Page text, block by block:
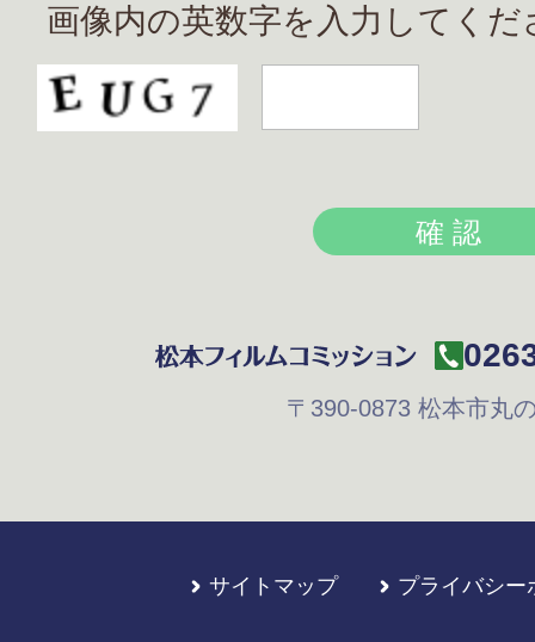
画像内の英数字を入力してくだ
〒390-0873 松本市丸
サイトマップ プライバシー